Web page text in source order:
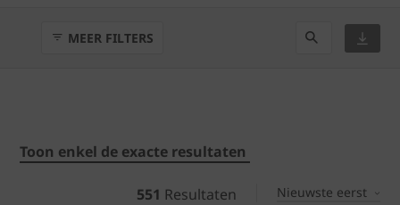
MEER FILTERS
Toon enkel de exacte resultaten
551 Resultaten Nieuwste eerst